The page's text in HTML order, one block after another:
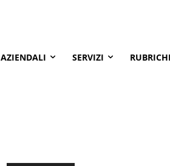
AZIENDALI SERVIZI